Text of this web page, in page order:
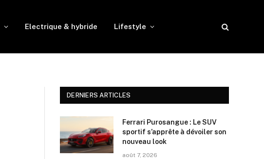
Electrique & hybride Lifestyle
DERNIERS ARTICLES
Ferrari Purosangue : Le SUV
sportif s’apprête à dévoiler son
nouveau look
août 7, 2026